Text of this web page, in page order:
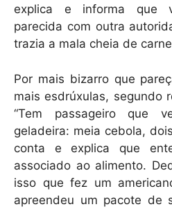
explica e informa que
parecida com outra
trazia a mala cheia de
Por mais bizarro que
mais esdrúxulas, segundo
“Tem passageiro que
geladeira: meia cebola,
conta e explica que
associado ao alimento.
isso que fez um
apreendeu um pacote de